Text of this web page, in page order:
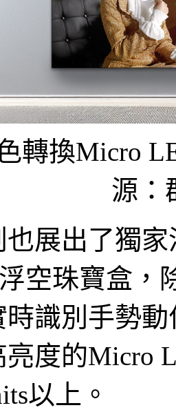
轉換Micro
源：
也展出了獨
空珠寶盒，
識別手勢
亮度的Micro
以上。